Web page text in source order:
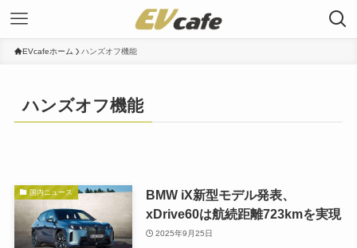
EVcafeホーム ハンズオフ機能
ハンズオフ機能
国内ニュース
BMW iX新型モデル発表、
xDrive60は航続距離723kmを実現
2025年9月25日